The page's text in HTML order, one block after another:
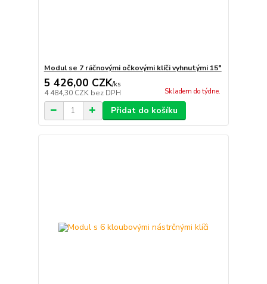
Modul se 7 ráčnovými očkovými klíči vyhnutými 15°
5 426,00 CZK/ks
4 484,30 CZK bez DPH Skladem do týdne.
Přidat do košíku